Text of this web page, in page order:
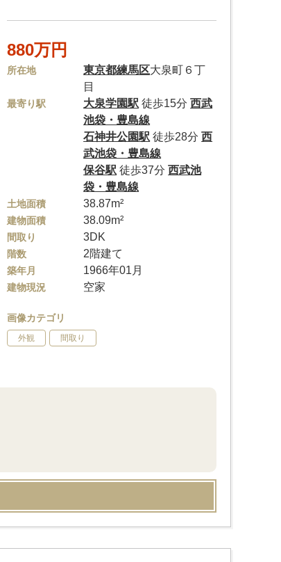
880万円
所在地 東京都練馬区大泉町６丁
目
最寄り駅 大泉学園駅 徒歩15分西武
池袋・豊島線
石神井公園駅 徒歩28分西
武池袋・豊島線
保谷駅 徒歩37分西武池
袋・豊島線
土地面積 38.87m²
建物面積 38.09m²
間取り 3DK
階数 2階建て
築年月 1966年01月
建物現況 空家
画像カテゴリ
外観 間取り